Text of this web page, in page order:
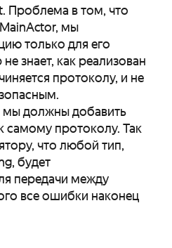
Проблема в том, что
мы
только для его
знает, как реализован
протоколу, и не
мы должны добавить
самому протоколу. Так
что любой тип,
будет
передачи между
все ошибки наконец